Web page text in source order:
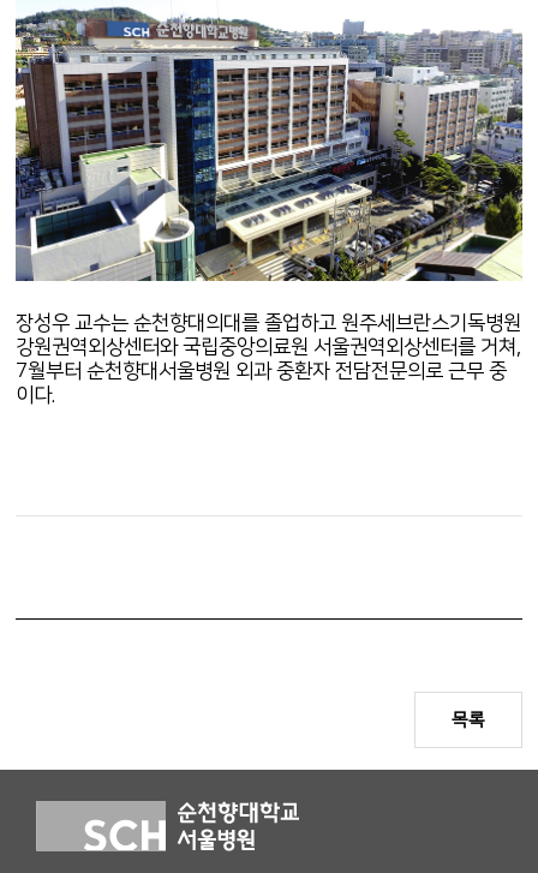
장성우 교수는 순천향대의대를 졸업하고 원주세브란스기독병원
강원권역외상센터와 국립중앙의료원 서울권역외상센터를 거쳐,
7월부터 순천향대서울병원 외과 중환자 전담전문의로 근무 중
이다.
목록